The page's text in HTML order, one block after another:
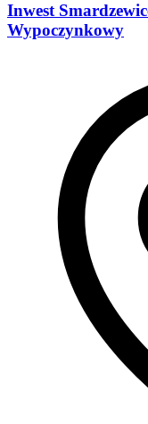
Inwest
Wypoczynkowy